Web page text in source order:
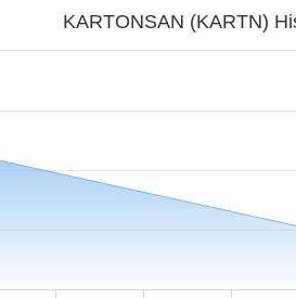
KARTONSAN (KARTN)